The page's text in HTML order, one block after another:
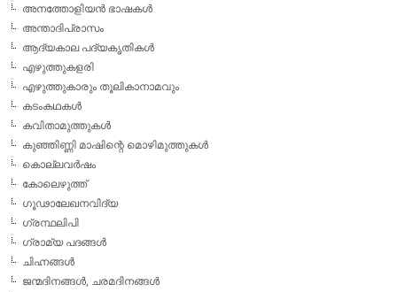
അനത്തോളിയന്‍ ഭാഷകള്‍
അന്താദിപ്രാസം
ആദ്യകാല പദ്യകൃതികള്‍
എഴുത്തുകളരി
എഴുത്തുകാരും തൂലികാനാമവും
കടംകഥകള്‍
കവിതാമുത്തുകള്‍
കുഞ്ഞിണ്ണി മാഷിന്റെ മൊഴിമുത്തുകള്‍
കൊല്ലവര്‍ഷം
കോലെഴുത്ത്
ഗൂഢാലേഖനവിദ്യ
ഗ്രന്ഥലിപി
ഗ്രാമ്യ പദങ്ങള്‍
ചിഹ്നങ്ങള്‍
ജന്മദിനങ്ങള്‍, ചരമദിനങ്ങള്‍